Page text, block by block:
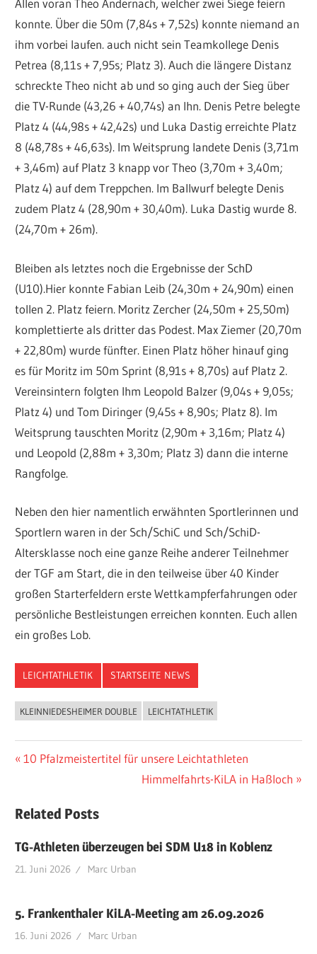
Allen voran Theo Andernach, welcher zwei Siege feiern
konnte. Über die 50m (7,84s + 7,52s) konnte niemand an
ihm vorbei laufen. auch nicht sein Teamkollege Denis
Petrea (8,11s + 7,95s; Platz 3). Auch die längere Distanz
schreckte Theo nicht ab und so ging auch der Sieg über
die TV-Runde (43,26 + 40,74s) an Ihn. Denis Petre belegte
Platz 4 (44,98s + 42,42s) und Luka Dastig erreichte Platz
8 (48,78s + 46,63s). Im Weitsprung landete Denis (3,71m
+ 3,46m) auf Platz 3 knapp vor Theo (3,70m + 3,40m;
Platz 4) auf dem Treppchen. Im Ballwurf belegte Denis
zudem Platz 4 (28,90m + 30,40m). Luka Dastig wurde 8.
(24,70m + 26m).
Bleiben als letztes noch die Ergebnisse der SchD
(U10).Hier konnte Fabian Leib (24,30m + 24,90m) einen
tollen 2. Platz feiern. Moritz Zercher (24,50m + 25,50m)
komplettierte als dritter das Podest. Max Ziemer (20,70m
+ 22,80m) wurde fünfter. Einen Platz höher hinauf ging
es für Moritz im 50m Sprint (8,91s + 8,70s) auf Platz 2.
Vereinsintern folgten Ihm Leopold Balzer (9,04s + 9,05s;
Platz 4) und Tom Diringer (9,45s + 8,90s; Platz 8). Im
Weitsprung tauschten Moritz (2,90m + 3,16m; Platz 4)
und Leopold (2,88m + 3,30m; Platz 3) dann die interne
Rangfolge.
Neben den hier namentlich erwähnten Sportlerinnen und
Sportlern waren in der Sch/SchiC und Sch/SchiD-
Altersklasse noch eine ganze Reihe anderer Teilnehmer
der TGF am Start, die in den teilweise über 40 Kinder
großen Starterfeldern erste Wettkampferfahrungen oder
persönliche Bestleistungen erreichen konnten. Euch allen
ein großes Lob.
LEICHTATHLETIK STARTSEITE NEWS
KLEINNIEDESHEIMER DOUBLE LEICHTATHLETIK
Beitragsnavigation
Vorheriger
10 Pfalzmeistertitel für unsere Leichtathleten
Nächster
Himmelfahrts-KiLA in Haßloch
Related Posts
TG-Athleten überzeugen bei SDM U18 in Koblenz
21. Juni 2026 Marc Urban
5. Frankenthaler KiLA-Meeting am 26.09.2026
16. Juni 2026 Marc Urban